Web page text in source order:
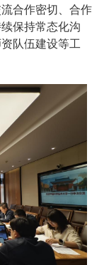
合作密切、合作
保持常态化沟
队伍建设等工